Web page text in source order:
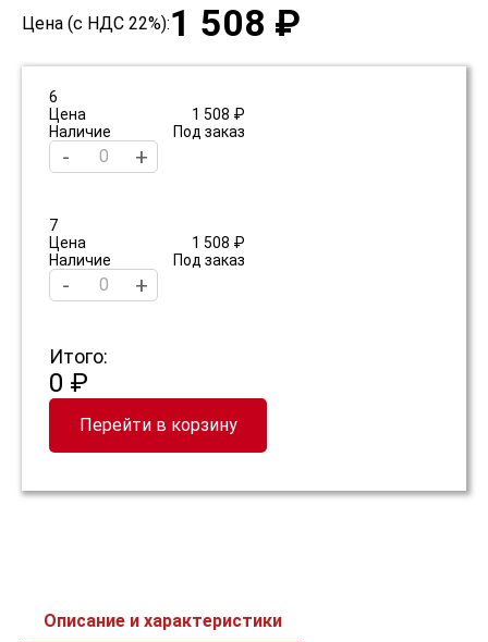
Цена (с НДС 22%):1 508 ₽
6
Цена
1 508 ₽
Наличие
Под заказ
- +
7
Цена
1 508 ₽
Наличие
Под заказ
- +
Итого:
0 ₽
Перейти в корзину
Описание и характеристики